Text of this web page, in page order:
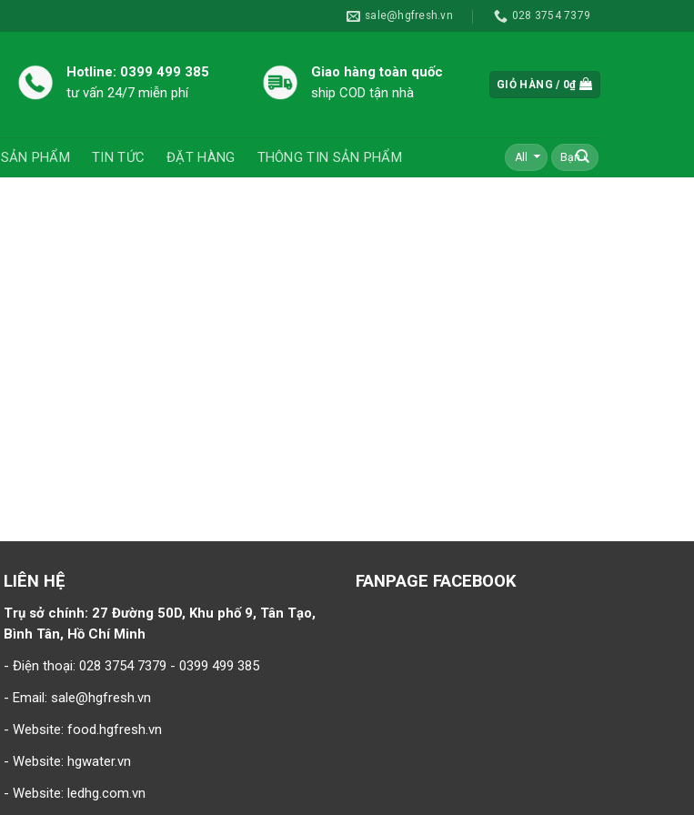
sale@hgfresh.vn 028 3754 7379
Hotline: 0399 499 385
tư vấn 24/7 miễn phí
Giao hàng toàn quốc
ship COD tận nhà
GIỎ HÀNG / 0₫
SẢN PHẨM TIN TỨC ĐẶT HÀNG THÔNG TIN SẢN PHẨM
LIÊN HỆ
Trụ sở chính: 27 Đường 50D, Khu phố 9, Tân Tạo,
Bình Tân, Hồ Chí Minh
- Điện thoại: 028 3754 7379 - 0399 499 385
- Email: sale@hgfresh.vn
- Website: food.hgfresh.vn
- Website: hgwater.vn
- Website: ledhg.com.vn
FANPAGE FACEBOOK